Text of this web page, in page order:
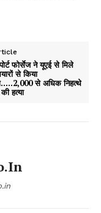
फोर्सेज ने यूएई से मिले
से किया
से अधिक निहत्थे
हत्या